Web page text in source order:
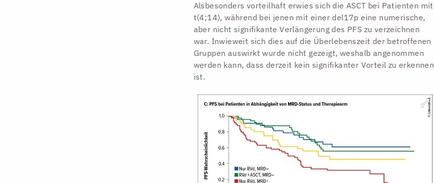
Alsbesonders vorteilhaft erwies sich die ASCT bei Patienten mit
t(4;14), während bei jenen mit einer del17p eine numerische,
aber nicht signifikante Verlängerung des PFS zu verzeichnen
war. Inwieweit sich dies auf die Überlebenszeit der betroffenen
Gruppen auswirkt wurde nicht gezeigt, weshalb angenommen
werden kann, dass derzeit kein signifikanter Vorteil zu erkennen
ist.